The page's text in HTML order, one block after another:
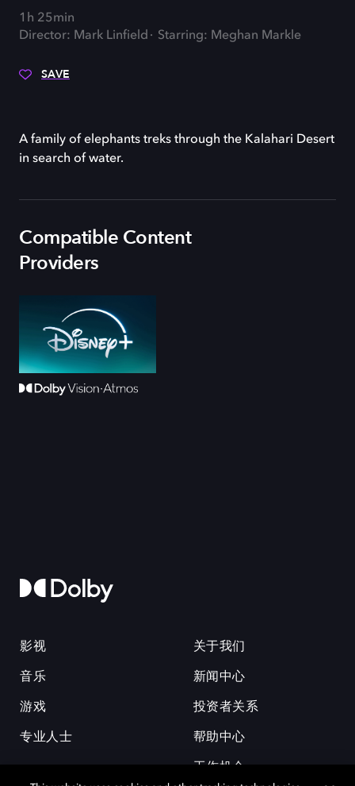
1h 25min
Director: Mark Linfield
Starring: Meghan Markle
SAVE
A family of elephants treks through the Kalahari Desert
in search of water.
Compatible Content
Providers
影视
音乐
游戏
专业人士
关于我们
新闻中心
投资者关系
帮助中心
工作机会